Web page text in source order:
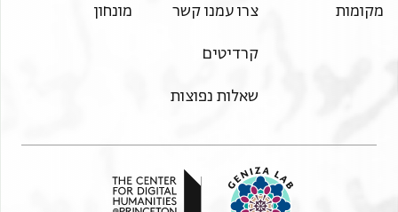
מקומות צרו עמנו קשר
קרדיטים
שאלות נפוצות
מונחון